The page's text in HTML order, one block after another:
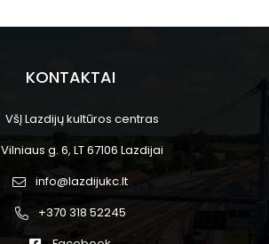
KONTAKTAI
VšĮ Lazdijų kultūros centras
Vilniaus g. 6, LT 67106 Lazdijai
info@lazdijukc.lt
+370 318 52245